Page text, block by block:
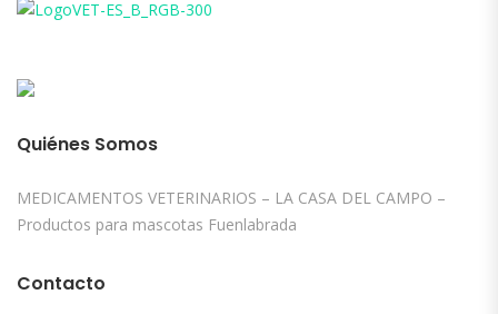
Quiénes Somos
MEDICAMENTOS VETERINARIOS – LA CASA DEL CAMPO –
Productos para mascotas Fuenlabrada
Contacto